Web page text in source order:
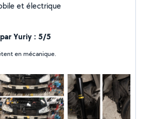
et électrique
Yuriy : 5/5
en mécanique.